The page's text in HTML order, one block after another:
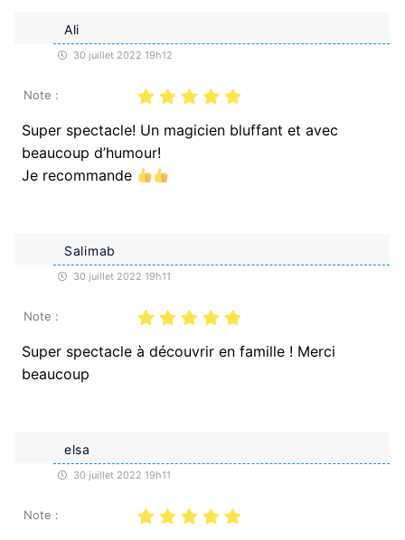
Ali
30 juillet 2022 19h12
Note :
Super spectacle! Un magicien bluffant et avec
beaucoup d’humour!
Je recommande
Salimab
30 juillet 2022 19h11
Note :
Super spectacle à découvrir en famille ! Merci
beaucoup
elsa
30 juillet 2022 19h11
Note :